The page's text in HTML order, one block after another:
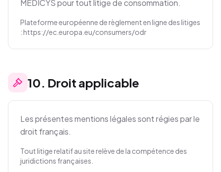
MEDICYS pour tout litige de consommation.
Plateforme européenne de règlement en ligne des litiges
: https://ec.europa.eu/consumers/odr
10. Droit applicable
Les présentes mentions légales sont régies par le
droit français.
Tout litige relatif au site relève de la compétence des
juridictions françaises.